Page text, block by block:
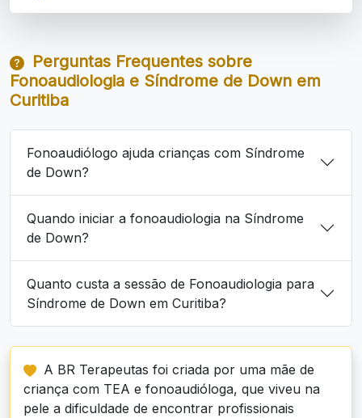
Perguntas Frequentes sobre
Fonoaudiologia e Síndrome de Down em
Curitiba
Fonoaudiólogo ajuda crianças com Síndrome
de Down?
Quando iniciar a fonoaudiologia na Síndrome
de Down?
Quanto custa a sessão de Fonoaudiologia para
Síndrome de Down em Curitiba?
A BR Terapeutas foi criada por uma mãe de
criança com TEA e fonoaudióloga, que viveu na
pele a dificuldade de encontrar profissionais